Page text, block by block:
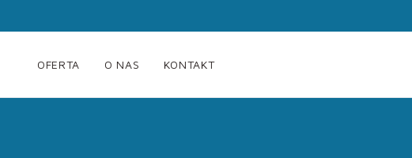
OFERTA O NAS KONTAKT